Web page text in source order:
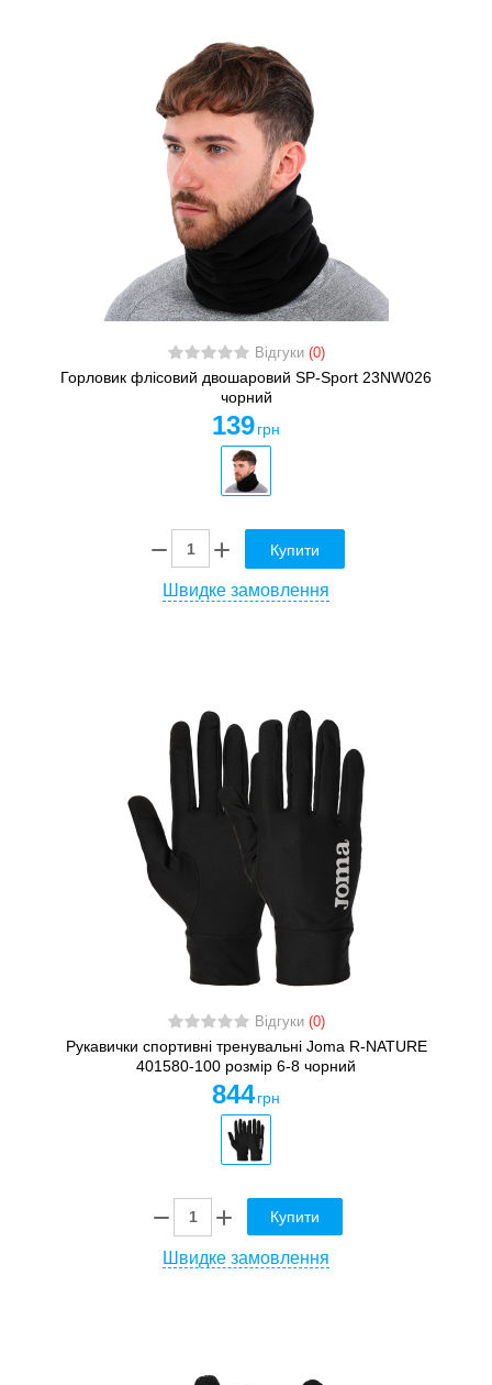
Відгуки (0)
Горловик флісовий двошаровий SP-Sport 23NW026
чорний
139 грн
Купити
Швидке замовлення
Відгуки (0)
Рукавички спортивні тренувальні Joma R-NATURE
401580-100 розмір 6-8 чорний
844 грн
Купити
Швидке замовлення